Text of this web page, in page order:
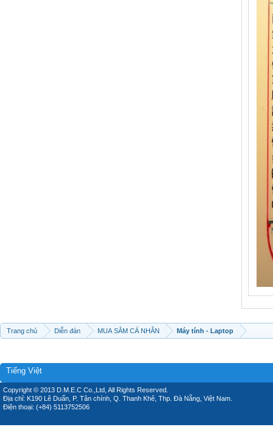
Trang chủ Diễn đàn MUA SẮM CÁ NHÂN Máy tính - Laptop
Tiếng Việt
Copyright © 2013 D.M.E.C Co.,Ltd, All Rights Reserved.
Địa chỉ: K190 Lê Duẩn, P. Tân chính, Q. Thanh Khê, Thp. Đà Nẵng, Việt Nam.
Điện thoại: (+84) 5113752506